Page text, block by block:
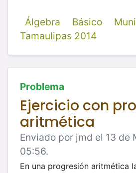
Álgebra Básico
Tamaulipas 2014
Problema
Ejercicio con
aritmética
Enviado por jmd el 13 de
05:56.
En una progresión aritmética